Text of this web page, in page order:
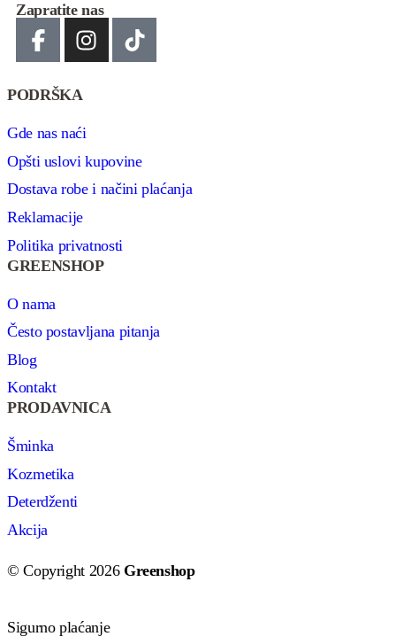
Zapratite nas
PODRŠKA
Gde nas naći
Opšti uslovi kupovine
Dostava robe i načini plaćanja
Reklamacije
Politika privatnosti
GREENSHOP
O nama
Često postavljana pitanja
Blog
Kontakt
PRODAVNICA
Šminka
Kozmetika
Deterdženti
Akcija
© Copyright 2026 Greenshop
Sigurno plaćanje